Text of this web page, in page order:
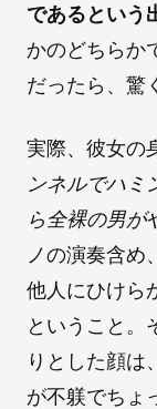
であるという
かのどちらか
だったら、驚
実際、彼女の
ンネルでハミ
ら全裸の男が
ノの演奏含め
他人にひけら
ということ。
りとした顔は
が不躾でちょ